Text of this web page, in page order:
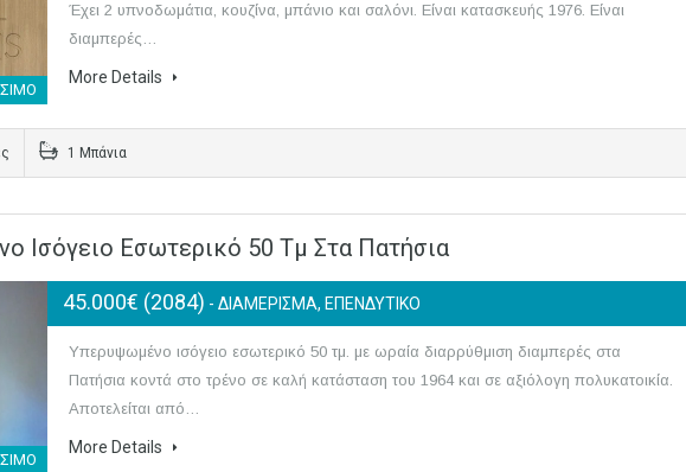
Έχει 2 υπνοδωμάτια, κουζίνα, μπάνιο και σαλόνι. Είναι κατασκευής 1976. Είναι
διαμπερές…
More Details
1 Μπάνια
Ισόγειο Εσωτερικό 50 Τμ Στα Πατήσια
45.000€ (2084) - ΔΙΑΜΕΡΙΣΜΑ, ΕΠΕΝΔΥΤΙΚΟ
Yπερυψωμένο ισόγειο εσωτερικό 50 τμ. με ωραία διαρρύθμιση διαμπερές στα
Πατήσια κοντά στο τρένο σε καλή κατάσταση του 1964 και σε αξιόλογη πολυκατοικία.
Αποτελείται από…
More Details